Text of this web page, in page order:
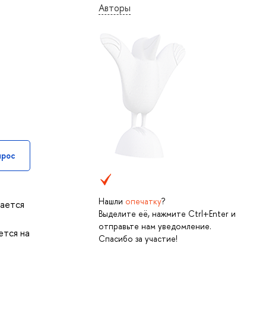
Авторы
Нашли опечатку?
Выделите её, нажмите Ctrl+Enter и
отправьте нам уведомление.
Спасибо за участие!
на